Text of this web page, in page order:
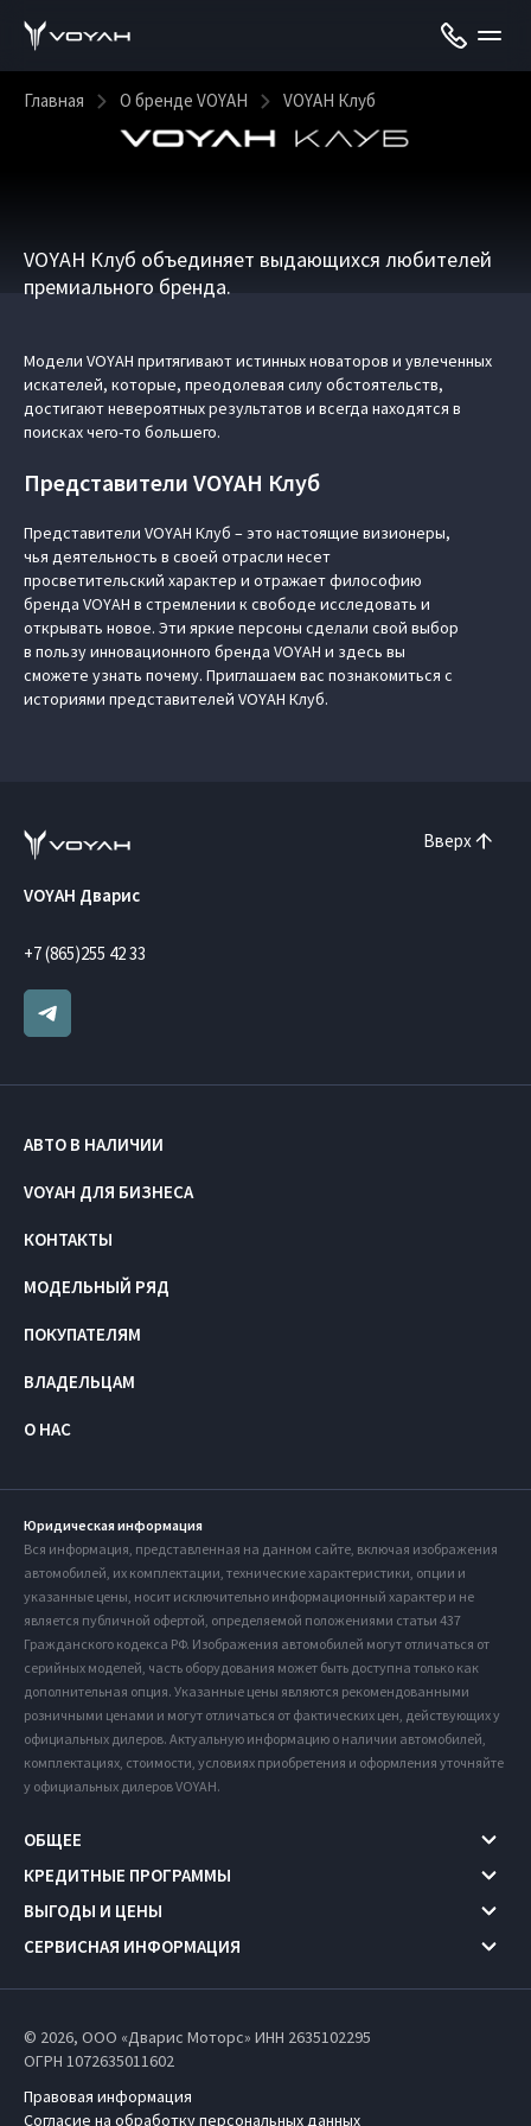
Главная О бренде VOYAH VOYAH Клуб
VOYAH Клуб объединяет выдающихся любителей
премиального бренда.
Модели VOYAH притягивают истинных новаторов и увлеченных
искателей, которые, преодолевая силу обстоятельств,
достигают невероятных результатов и всегда находятся в
поисках чего-то большего.
Представители VOYAH Клуб
Представители VOYAH Клуб – это настоящие визионеры,
чья деятельность в своей отрасли несет
просветительский характер и отражает философию
бренда VOYAH в стремлении к свободе исследовать и
открывать новое. Эти яркие персоны сделали свой выбор
в пользу инновационного бренда VOYAH и здесь вы
сможете узнать почему. Приглашаем вас познакомиться с
историями представителей VOYAH Клуб.
Вверх
VOYAH Дварис
+7 (865)255 42 33
АВТО В НАЛИЧИИ
VOYAH ДЛЯ БИЗНЕСА
КОНТАКТЫ
МОДЕЛЬНЫЙ РЯД
ПОКУПАТЕЛЯМ
ВЛАДЕЛЬЦАМ
О НАС
Юридическая информация
Вся информация, представленная на данном сайте, включая изображения
автомобилей, их комплектации, технические характеристики, опции и
указанные цены, носит исключительно информационный характер и не
является публичной офертой, определяемой положениями статьи 437
Гражданского кодекса РФ. Изображения автомобилей могут отличаться от
серийных моделей, часть оборудования может быть доступна только как
дополнительная опция. Указанные цены являются рекомендованными
розничными ценами и могут отличаться от фактических цен, действующих у
официальных дилеров. Актуальную информацию о наличии автомобилей,
комплектациях, стоимости, условиях приобретения и оформления уточняйте
у официальных дилеров VOYAH.
ОБЩЕЕ
КРЕДИТНЫЕ ПРОГРАММЫ
ВЫГОДЫ И ЦЕНЫ
СЕРВИСНАЯ ИНФОРМАЦИЯ
© 2026, ООО «Дварис Моторс» ИНН 2635102295
ОГРН 1072635011602
Правовая информация
Согласие на обработку персональных данных